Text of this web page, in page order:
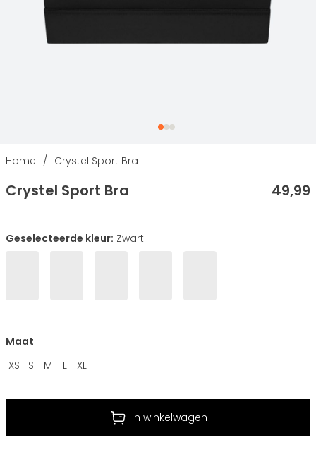
Home / Crystel Sport Bra
Crystel Sport Bra 49,99
Geselecteerde kleur: Zwart
Maat
XS
S M L XL
In winkelwagen